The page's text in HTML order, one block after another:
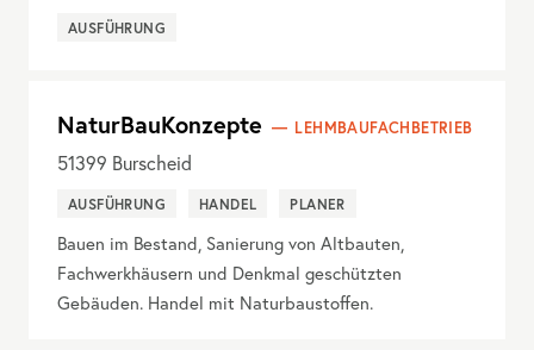
AUSFÜHRUNG
NaturBauKonzepte LEHMBAUFACHBETRIEB
51399 Burscheid
AUSFÜHRUNG HANDEL PLANER
Bauen im Bestand, Sanierung von Altbauten,
Fachwerkhäusern und Denkmal geschützten
Gebäuden. Handel mit Naturbaustoffen.